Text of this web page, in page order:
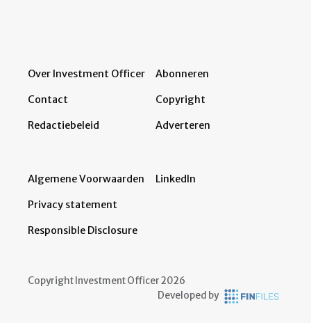
Over Investment Officer
Contact
Redactiebeleid
Abonneren
Copyright
Adverteren
Algemene Voorwaarden
Privacy statement
Responsible Disclosure
LinkedIn
Copyright Investment Officer 2026
Developed by